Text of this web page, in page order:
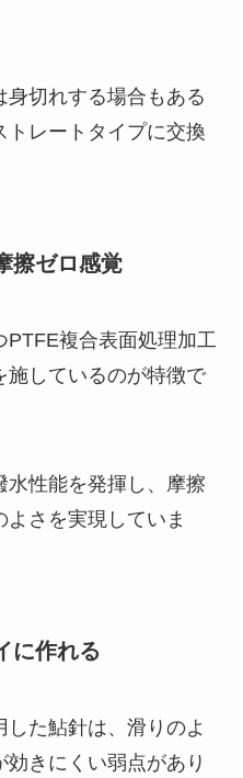
切れする場合もある
トレートタイプに交換
擦ゼロ感覚
PTFE複合表面処理加工
施しているのが特徴で
水性能を発揮し、摩擦
さを実現していま
に作れる
た鮎針は、滑りのよ
きにくい弱点があり